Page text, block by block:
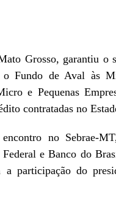
Grosso, garantiu o
o Fundo de Aval às
e Pequenas
contratadas no
no Sebrae-
e Banco do
participação do